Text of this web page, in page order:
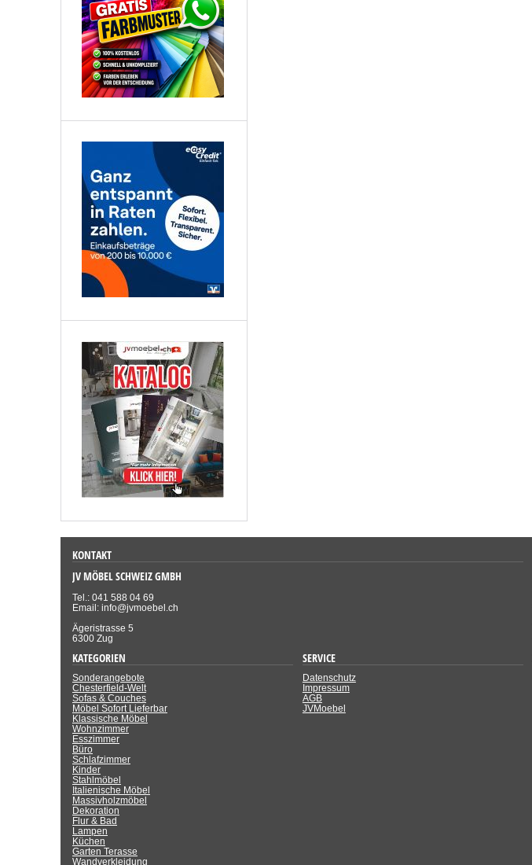
KONTAKT
JV MÖBEL SCHWEIZ GMBH
Tel.: 041 588 04 69
Email: info@jvmoebel.ch
Ägeristrasse 5
6300 Zug
KATEGORIEN
Sonderangebote
Chesterfield-Welt
Sofas & Couches
Möbel Sofort Lieferbar
Klassische Möbel
Wohnzimmer
Esszimmer
Büro
Schlafzimmer
Kinder
Stahlmöbel
Italienische Möbel
Massivholzmöbel
Dekoration
Flur & Bad
Lampen
Küchen
Garten Terasse
Wandverkleidung
SERVICE
Datenschutz
Impressum
AGB
JVMoebel